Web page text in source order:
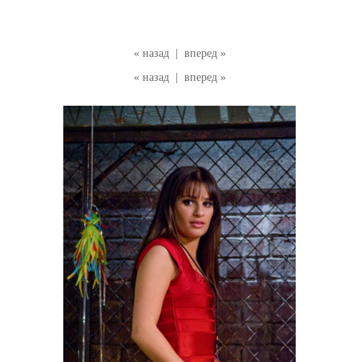
« назад
вперед »
« назад
вперед »